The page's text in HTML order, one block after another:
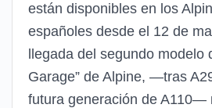
están disponibles en los
españoles desde el 12 de
llegada del segundo modelo
Garage” de Alpine, —tras
futura generación de A110—